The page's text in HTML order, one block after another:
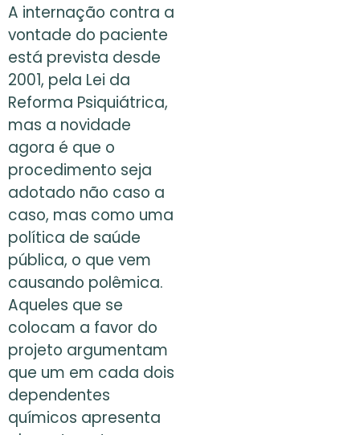
A internação contra a
vontade do paciente
está prevista desde
2001, pela Lei da
Reforma Psiquiátrica,
mas a novidade
agora é que o
procedimento seja
adotado não caso a
caso, mas como uma
política de saúde
pública, o que vem
causando polêmica.
Aqueles que se
colocam a favor do
projeto argumentam
que um em cada dois
dependentes
químicos apresenta